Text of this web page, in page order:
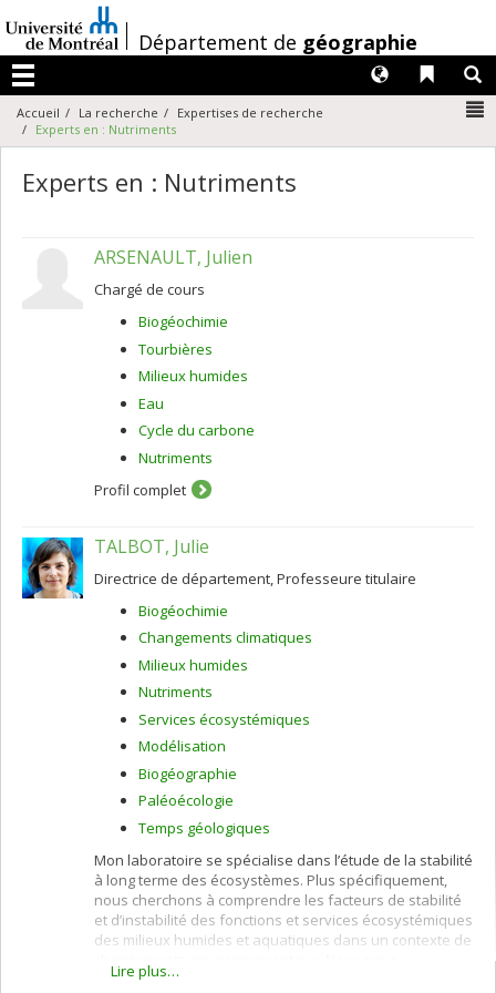
au
contenu
/Département de géographie
Menu
Liens
Langues
Accueil La recherche
Expertises de recherche
Experts en : Nutriments
Experts en : Nutriments
ARSENAULT, Julien
Chargé de cours
Biogéochimie
Tourbières
Milieux humides
Eau
Cycle du carbone
Nutriments
Profil complet
TALBOT, Julie
Directrice de département, Professeure titulaire
Biogéochimie
Changements climatiques
Milieux humides
Nutriments
Services écosystémiques
Modélisation
Biogéographie
Paléoécologie
Temps géologiques
Mon laboratoire se spécialise dans l’étude de la stabilité
à long terme des écosystèmes. Plus spécifiquement,
nous cherchons à comprendre les facteurs de stabilité
et d’instabilité des fonctions et services écosystémiques
des milieux humides et aquatiques dans un contexte de
intéressons à la fois aux changements à long terme
Lire plus…